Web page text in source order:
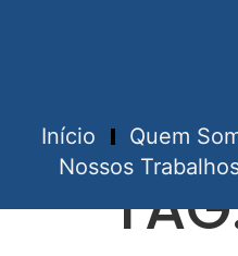
Início Quem
Nossos